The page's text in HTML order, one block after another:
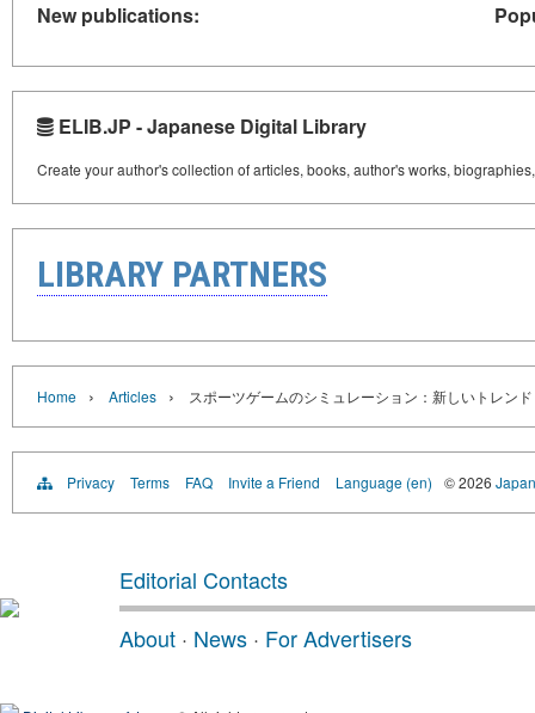
New publications:
ELIB.JP - Japanese Digital Library
Create your author's collection of articles, books, author's works,
LIBRARY PARTNERS
Home › Articles › スポーツゲームのシミュレーション：新しいトレンド
Privacy Terms FAQ Invite a Friend Language (en) © 2026
Editorial Contacts
About · News · For Advertisers